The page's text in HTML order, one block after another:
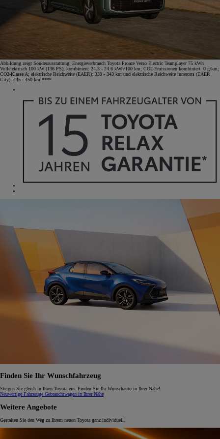
Abbildung zeigt Sonderausstattung. Energieverbrauch Toyota Proace Verso Electric Teamplayer 75 kWh
Vollelektrisch 100 kW (136 PS), kombiniert: 24.3 - 24.6 kWh/100 km; CO2-Emissionen kombiniert: 0 g/km;
CO2-Klasse A; elektrische Reichweite (EAER): 339 - 343 km und elektrische Reichweite innerorts (EAER
City): 445 - 450 km.****
Finden Sie Ihr Wunschfahrzeug
Steigen Sie gleich in Ihren Toyota ein. Finden Sie Ihr Wunschauto in Ihrer Nähe!
Neuwertige Fahrzeuge Gebrauchtwagen in Ihrer Nähe
Weitere Angebote
Gestalten Sie den Weg zu Ihrem neuen Toyota ganz individuell.